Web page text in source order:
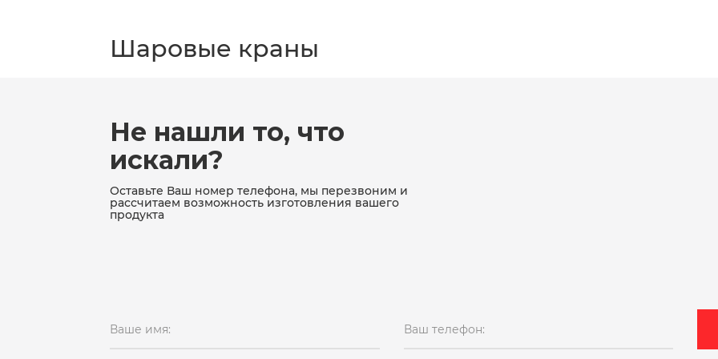
Шаровые краны
Не нашли то, что
искали?
Оставьте Ваш номер телефона, мы перезвоним и
рассчитаем возможность изготовления вашего
продукта
Ваше имя: Ваш телефон: